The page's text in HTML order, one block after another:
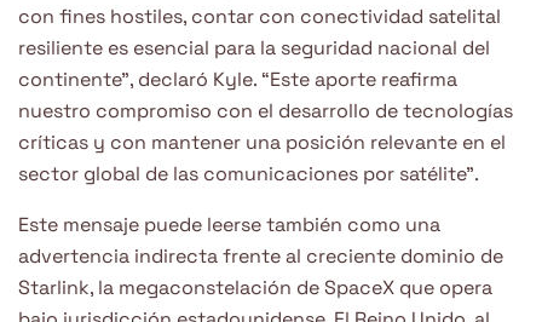
con fines hostiles, contar con conectividad satelital
resiliente es esencial para la seguridad nacional del
continente”, declaró Kyle. “Este aporte reafirma
nuestro compromiso con el desarrollo de tecnologías
críticas y con mantener una posición relevante en el
sector global de las comunicaciones por satélite”.
Este mensaje puede leerse también como una
advertencia indirecta frente al creciente dominio de
Starlink, la megaconstelación de SpaceX que opera